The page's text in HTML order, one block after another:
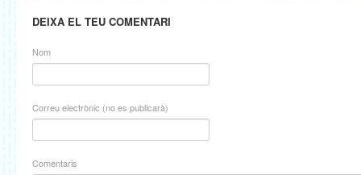
DEIXA EL TEU COMENTARI
Nom
Correu electrònic (no es publicarà)
Comentaris